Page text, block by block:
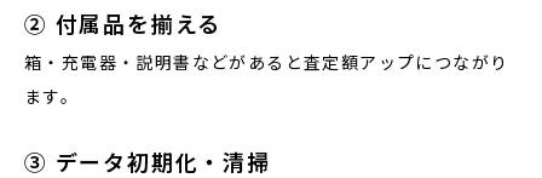
② 付属品を揃える
箱・充電器・説明書などがあると査定額アップにつながり
ます。
③ データ初期化・清掃